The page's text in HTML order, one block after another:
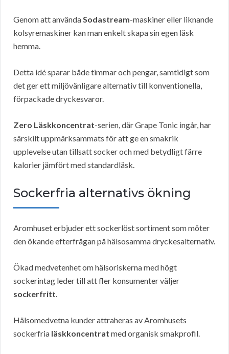
Genom att användaSodastream-maskiner eller liknande
kolsyremaskiner kan man enkelt skapa sin egen läsk
hemma.
Detta idé sparar både timmar och pengar, samtidigt som
det ger ett miljövänligare alternativ till konventionella,
förpackade dryckesvaror.
Zero Läskkoncentrat-serien, där Grape Tonic ingår, har
särskilt uppmärksammats för att ge en smakrik
upplevelse utan tillsatt socker och med betydligt färre
kalorier jämfört med standardläsk.
Sockerfria alternativs ökning
Aromhuset erbjuder ett sockerlöst sortiment som möter
den ökande efterfrågan på hälsosamma dryckesalternativ.
Ökad medvetenhet om hälsoriskerna med högt
sockerintag leder till att fler konsumenter väljer
sockerfritt.
Hälsomedvetna kunder attraheras av Aromhusets
sockerfria läskkoncentrat med organisk smakprofil.